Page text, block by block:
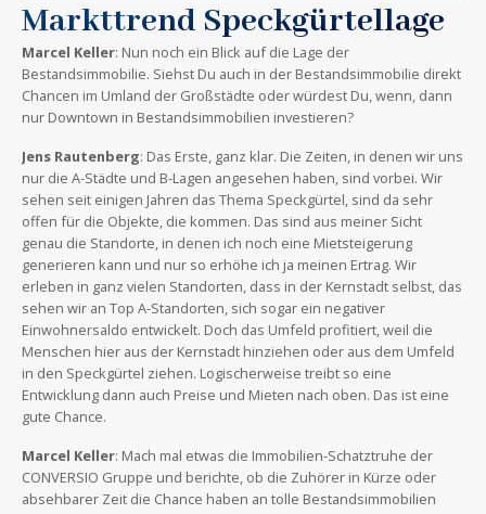
Markttrend Speckgürtellage
Marcel Keller: Nun noch ein Blick auf die Lage der
Bestandsimmobilie. Siehst Du auch in der Bestandsimmobilie direkt
Chancen im Umland der Großstädte oder würdest Du, wenn, dann
nur Downtown in Bestandsimmobilien investieren?
Jens Rautenberg: Das Erste, ganz klar. Die Zeiten, in denen wir uns
nur die A-Städte und B-Lagen angesehen haben, sind vorbei. Wir
sehen seit einigen Jahren das Thema Speckgürtel, sind da sehr
offen für die Objekte, die kommen. Das sind aus meiner Sicht
genau die Standorte, in denen ich noch eine Mietsteigerung
generieren kann und nur so erhöhe ich ja meinen Ertrag. Wir
erleben in ganz vielen Standorten, dass in der Kernstadt selbst, das
sehen wir an Top A-Standorten, sich sogar ein negativer
Einwohnersaldo entwickelt. Doch das Umfeld profitiert, weil die
Menschen hier aus der Kernstadt hinziehen oder aus dem Umfeld
in den Speckgürtel ziehen. Logischerweise treibt so eine
Entwicklung dann auch Preise und Mieten nach oben. Das ist eine
gute Chance.
Marcel Keller: Mach mal etwas die Immobilien-Schatztruhe der
CONVERSIO Gruppe und berichte, ob die Zuhörer in Kürze oder
absehbarer Zeit die Chance haben an tolle Bestandsimmobilien